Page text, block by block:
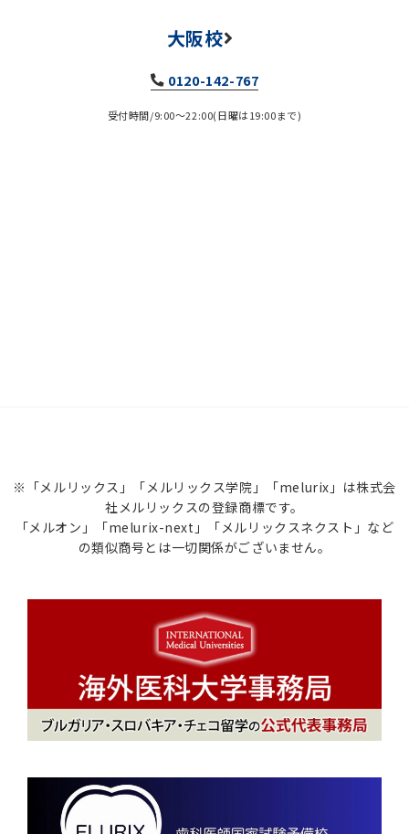
大阪校
0120-142-767
受付時間/9:00～22:00(日曜は19:00まで)
※「メルリックス」「メルリックス学院」「melurix」は株式会
社メルリックスの登録商標です。
「メルオン」「melurix-next」「メルリックスネクスト」など
の類似商号とは一切関係がございません。